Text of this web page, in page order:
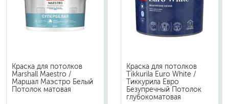
Краска для потолков
Marshall Maestro /
Маршал Маэстро Белый
Потолок матовая
Краска для потолков
Tikkurila Euro White /
Тиккурила Евро
Безупречный Потолок
глубокоматовая